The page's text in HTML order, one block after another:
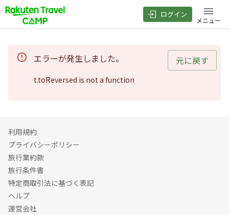
ログイン
メニュー
エラーが発生しました。
t.toReversed is not a function
元に戻す
利用規約
プライバシーポリシー
旅行業約款
旅行条件書
特定商取引法に基づく表記
ヘルプ
運営会社